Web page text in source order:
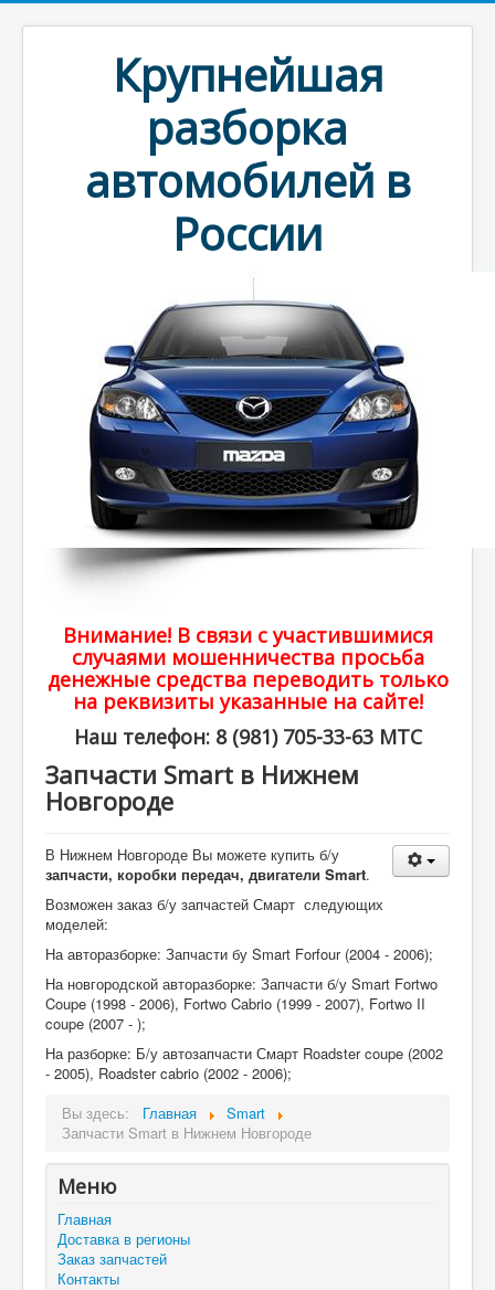
Крупнейшая
разборка
автомобилей в
России
Внимание! В связи с участившимися
случаями мошенничества просьба
денежные средства переводить только
на реквизиты указанные на сайте!
Наш телефон: 8 (981) 705-33-63 МТС
Запчасти Smart в Нижнем
Новгороде
В Нижнем Новгороде Вы можете купить б/у
запчасти, коробки передач, двигатели Smart.
Возможен заказ б/у запчастей Смарт следующих
моделей:
На авторазборке: Запчасти бу Smart Forfour (2004 - 2006);
На новгородской авторазборке: Запчасти б/у Smart Fortwo
Coupe (1998 - 2006), Fortwo Cabrio (1999 - 2007), Fortwo II
coupe (2007 - );
На разборке: Б/у автозапчасти Смарт Roadster coupe (2002
- 2005), Roadster cabrio (2002 - 2006);
Вы здесь:
Главная
Smart
Запчасти Smart в Нижнем Новгороде
Меню
Главная
Доставка в регионы
Заказ запчастей
Контакты